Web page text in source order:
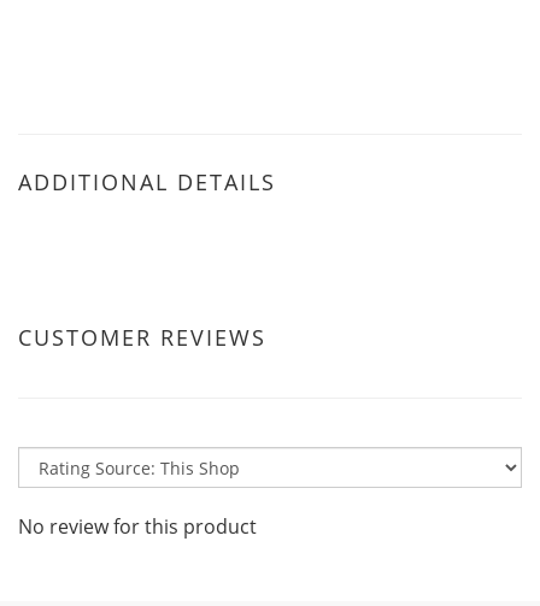
ADDITIONAL DETAILS
CUSTOMER REVIEWS
No review for this product